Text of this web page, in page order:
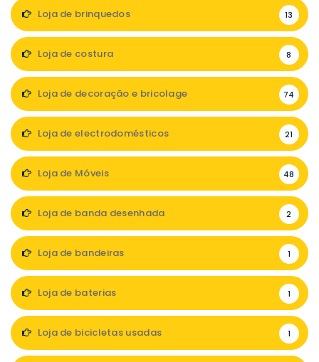
Loja de brinquedos 13
Loja de costura 8
Loja de decoração e bricolage 74
Loja de electrodomésticos 21
Loja de Móveis 48
Loja de banda desenhada 2
Loja de bandeiras 1
Loja de baterias 1
Loja de bicicletas usadas 1